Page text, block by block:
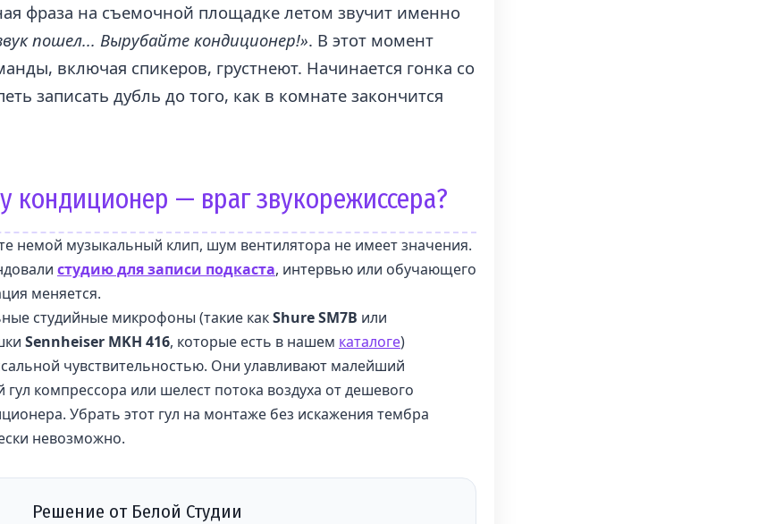
фраза на съемочной площадке летом звучит именно
пошел... Вырубайте кондиционер!». В этот момент
включая спикеров, грустнеют. Начинается гонка со
записать дубль до того, как в комнате закончится
кондиционер — враг звукорежиссера?
немой музыкальный клип, шум вентилятора не имеет значения.
студию для записи подкаста, интервью или обучающего
меняется.
студийные микрофоны (такие какShure SM7B или
Sennheiser MKH 416, которые есть в нашем каталоге)
чувствительностью. Они улавливают малейший
гул компрессора или шелест потока воздуха от дешевого
Убрать этот гул на монтаже без искажения тембра
невозможно.
Решение от Белой Студии